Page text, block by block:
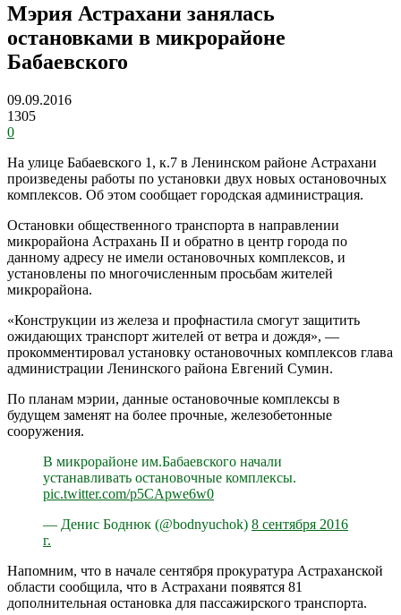
Мэрия Астрахани занялась
остановками в микрорайоне
Бабаевского
09.09.2016
1305
0
На улице Бабаевского 1, к.7 в Ленинском районе Астрахани
произведены работы по установки двух новых остановочных
комплексов. Об этом сообщает городская администрация.
Остановки общественного транспорта в направлении
микрорайона Астрахань II и обратно в центр города по
данному адресу не имели остановочных комплексов, и
установлены по многочисленным просьбам жителей
микрорайона.
«Конструкции из железа и профнастила смогут защитить
ожидающих транспорт жителей от ветра и дождя», —
прокомментировал установку остановочных комплексов глава
администрации Ленинского района Евгений Сумин.
По планам мэрии, данные остановочные комплексы в
будущем заменят на более прочные, железобетонные
сооружения.
В микрорайоне им.Бабаевского начали
устанавливать остановочные комплексы.
pic.twitter.com/p5CApwe6w0
— Денис Боднюк (@bodnyuchok) 8 сентября 2016
г.
Напомним, что в начале сентября прокуратура Астраханской
области сообщила, что в Астрахани появятся 81
дополнительная остановка для пассажирского транспорта.